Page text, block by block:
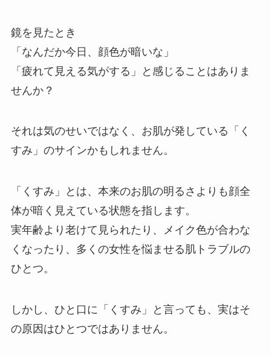
鏡を見たとき
「なんだか今日、顔色が暗いな」
「疲れて見える気がする」と感じることはありま
せんか？
それは気のせいではなく、お肌が発している「く
すみ」のサインかもしれません。
「くすみ」とは、本来のお肌の明るさよりも顔全
体が暗く見えている状態を指します。
実年齢より老けて見られたり、メイク色が合わな
くなったり、多くの女性を悩ませる肌トラブルの
ひとつ。
しかし、ひと口に「くすみ」と言っても、実はそ
の原因はひとつではありません。